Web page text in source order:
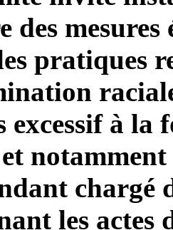
des
pratiques
excessif à la
chargé
les actes